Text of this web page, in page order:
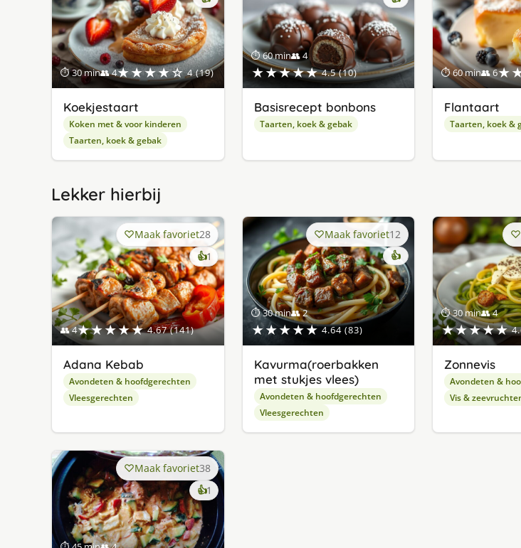
⏱ 30 min👥 4★★★★☆ 4 (19)
Koekjestaart
Koken met & voor kinderen
Taarten, koek & gebak
⏱ 60 min👥 4
★★★★★ 4.5 (10)
Basisrecept bonbons
Taarten, koek & gebak
⏱ 60 min👥 6
Flantaart
Taarten, koek &
Lekker hierbij
👥 4★★★★★ 4.67 (141)
Maak favoriet28
👍1keer
lekker
gevonden
Adana Kebab
Avondeten & hoofdgerechten
Vleesgerechten
⏱ 30 min👥 2
★★★★★ 4.64 (83)
Maak favoriet12
👍
Kavurma(roerbakken
met stukjes vlees)
Avondeten & hoofdgerechten
Vleesgerechten
⏱ 30 min👥 4
★★★★★
Zonnevis
Avondeten &
Vis &
Maak favoriet38
👍1keer
lekker
gevonden